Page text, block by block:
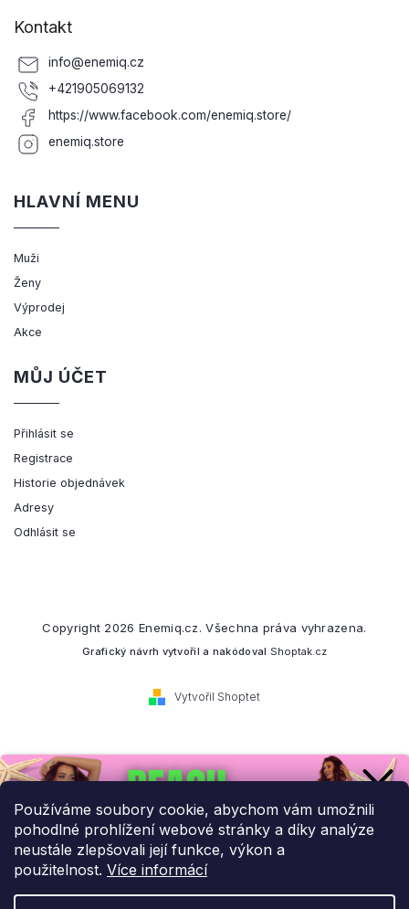
Používáme soubory cookie, abychom vám umožnili
pohodlné prohlížení webové stránky a díky analýze
neustále zlepšovali její funkce, výkon a
použitelnost. Více informácí
Kontakt
info@enemiq.cz
+421905069132
https://www.facebook.com/enemiq.store/
enemiq.store
HLAVNÍ MENU
Muži
Ženy
Výprodej
Akce
MŮJ ÚČET
Přihlásit se
Registrace
Historie objednávek
Adresy
Odhlásit se
Vytvořil Shoptet
Copyright 2026 Enemiq.cz. Všechna práva vyhrazena.
Grafický návrh vytvořil a nakódoval Shoptak.cz
Přihlaste se k našemu
newsletteru.
Budeme vám posílat informace o našich novinkách a slevových
akcích.